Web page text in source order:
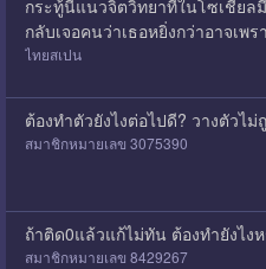
กระทู้นี้แนวจิตวิทยาที่ในโซเชียล
กลับเจอคนว่าเธอหยิ่งกว่าอาจเพ
ไทยสเปน
ต้องทำตัวยังไงต่อไปดี? วางตัวไม่
สมาชิกหมายเลข 3075390
ถ้าติด0แล้วแก้ไม่ทัน ต้องทำยังไง
สมาชิกหมายเลข 8429267